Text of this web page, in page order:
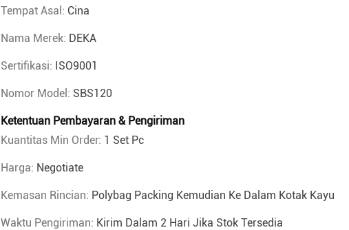
Tempat Asal: Cina
Nama Merek: DEKA
Sertifikasi: ISO9001
Nomor Model: SBS120
Ketentuan Pembayaran & Pengiriman
Kuantitas Min Order: 1 Set Pc
Harga: Negotiate
Kemasan Rincian: Polybag Packing Kemudian Ke Dalam Kotak Kayu
Waktu Pengiriman: Kirim Dalam 2 Hari Jika Stok Tersedia